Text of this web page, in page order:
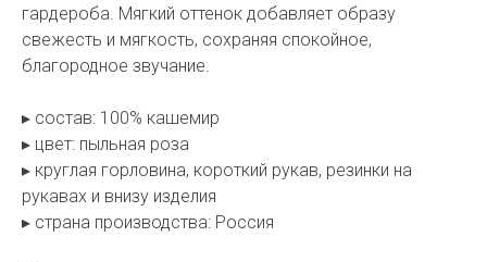
гардероба. Мягкий оттенок добавляет образу
свежесть и мягкость, сохраняя спокойное,
благородное звучание.
▸ состав: 100% кашемир
▸ цвет: пыльная роза
▸ круглая горловина, короткий рукав, резинки на
рукавах и внизу изделия
▸ страна производства: Россия